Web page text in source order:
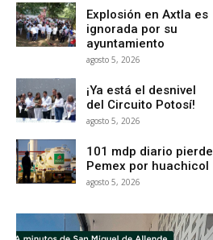
Explosión en Axtla es
ignorada por su
ayuntamiento
agosto 5, 2026
¡Ya está el desnivel
del Circuito Potosí!
agosto 5, 2026
101 mdp diario pierde
Pemex por huachicol
agosto 5, 2026